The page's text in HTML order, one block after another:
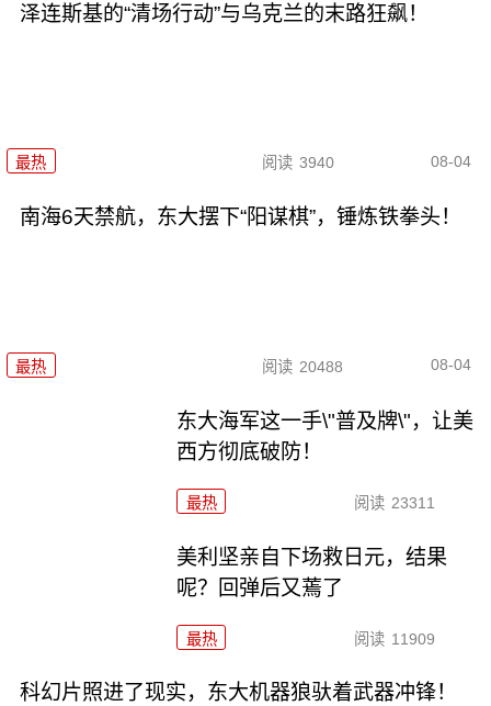
泽连斯基的“清场行动”与乌克兰的末路狂飙！
最热 阅读 3940 08-04
南海6天禁航，东大摆下“阳谋棋”，锤炼铁拳头！
最热 阅读 20488 08-04
东大海军这一手\"普及牌\"，让美
西方彻底破防！
最热 阅读 23311
美利坚亲自下场救日元，结果
呢？回弹后又蔫了
最热 阅读 11909
科幻片照进了现实，东大机器狼驮着武器冲锋！